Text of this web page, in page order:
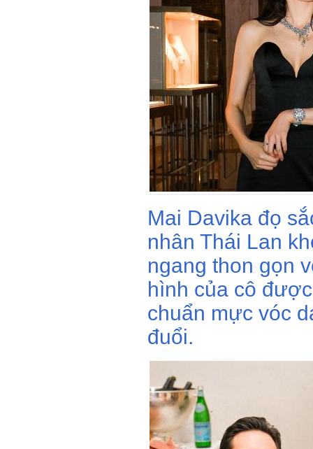
Mai Davika đọ
nhân Thái Lan
ngang thon gọn
hình của cô
chuẩn mực vóc
đuổi.